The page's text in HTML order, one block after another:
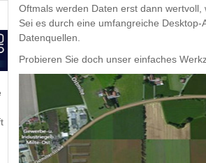
Oftmals werden Daten erst dann
Sei es durch eine umfangreiche
Datenquellen.
Probieren Sie doch unser einfaches